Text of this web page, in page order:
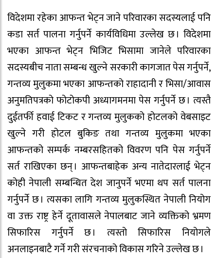
विदेशमा रहेका आफन्त भेट्न जाने परिवारका सदस्यलाई पनि
कडा सर्त पालना गर्नुपर्ने कार्यविधिमा उल्लेख छ । विदेशमा
भएका आफन्त भेट्न भिजिट भिसामा जानेले परिवारका
सदस्यबीच नाता सम्बन्ध खुल्ने सरकारी कागजात पेस गर्नुपर्ने,
गन्तव्य मुलुकमा भएका आफन्तको राहादानी र भिसा/आवास
अनुमतिपत्रको फोटोकपी अध्यागमनमा पेस गर्नुपर्ने छ । त्यस्तै
दुईतर्फी हवाई टिकट र गन्तव्य मुलुकको होटलको वेबसाइट
खुल्ने गरी होटल बुकिङ तथा गन्तव्य मुलुकमा भएका
आफन्तको सम्पर्क नम्बरसहितको विवरण पनि पेस गर्नुपर्ने
सर्त राखिएका छन् । आफन्तबाहेक अन्य नातेदारलाई भेट्न
कोही नेपाली सम्बन्धित देश जानुपर्ने भएमा थप सर्त पालना
गर्नुपर्ने छ । त्यसका लागि गन्तव्य मुलुकस्थित नेपाली नियोग
वा उक्त राष्ट्र हेर्ने दूतावासले नेपालबाट जाने व्यक्तिको भ्रमण
सिफारिस गर्नुपर्ने छ । त्यस्तो सिफारिस नियोगले
अनलाइनबाटै गर्ने गरी संरचनाको विकास गरिने उल्लेख छ ।